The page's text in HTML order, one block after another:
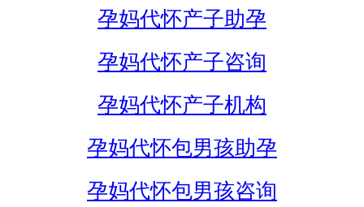
孕妈代怀产子助孕
孕妈代怀产子咨询
孕妈代怀产子机构
孕妈代怀包男孩助孕
孕妈代怀包男孩咨询